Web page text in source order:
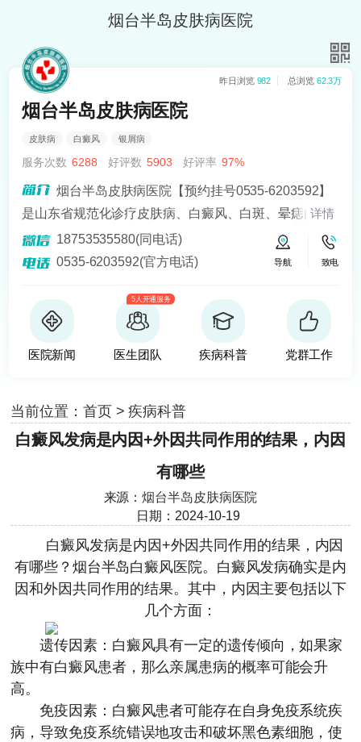
烟台半岛皮肤病医院
昨日浏览 982 总浏览 62.3万
烟台半岛皮肤病医院
皮肤病 白癜风 银屑病
服务次数 6288 好评数 5903 好评率 97%
烟台半岛皮肤病医院【预约挂号0535-6203592】
是山东省规范化诊疗皮肤病、白癜风、白斑、晕痣的医
院。熟悉皮肤病科常见病、多发病、疑难病的诊治，尤
其擅长光化学疗法、窄波紫外线、308准分子激光以及外
移植治疗白癜风，包括自体表皮移植、微小皮片移植、
自体培养黑素细胞移植等。
详情
18753535580(同电话)
0535-6203592(官方电话)
导航 致电
医院新闻
5人开通服务
医生团队 疾病科普 党群工作
当前位置： 首页>疾病科普
白癜风发病是内因+外因共同作用的结果，内因
有哪些
来源：烟台半岛皮肤病医院
日期：2024-10-19
白癜风发病是内因+外因共同作用的结果，内因
有哪些？ 烟台半岛白癜风医院。白癜风发病确实是内
因和外因共同作用的结果。其中，内因主要包括以下
几个方面：
遗传因素：白癜风具有一定的遗传倾向，如果家
族中有白癜风患者，那么亲属患病的概率可能会升
高。
免疫因素：白癜风患者可能存在自身免疫系统疾
病，导致免疫系统错误地攻击和破坏黑色素细胞，使